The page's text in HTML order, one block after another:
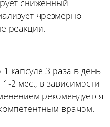
сниженный
чрезмерно
реакции.
1 капсуле 3 раза в день
2 мес., в зависимости
рекомендуется
врачом.